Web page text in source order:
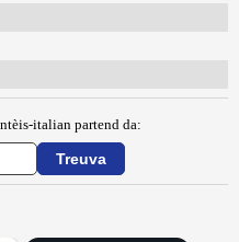
italian partend da: